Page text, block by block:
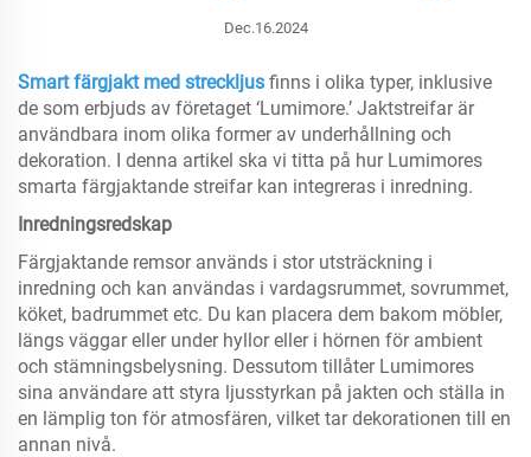
Dec.16.2024
Smart färgjakt med streckljus finns i olika typer, inklusive
de som erbjuds av företaget ‘Lumimore.’ Jaktstreifar är
användbara inom olika former av underhållning och
dekoration. I denna artikel ska vi titta på hur Lumimores
smarta färgjaktande streifar kan integreras i inredning.
Inredningsredskap
Färgjaktande remsor används i stor utsträckning i
inredning och kan användas i vardagsrummet, sovrummet,
köket, badrummet etc. Du kan placera dem bakom möbler,
längs väggar eller under hyllor eller i hörnen för ambient
och stämningsbelysning. Dessutom tillåter Lumimores
sina användare att styra ljusstyrkan på jakten och ställa in
en lämplig ton för atmosfären, vilket tar dekorationen till en
annan nivå.